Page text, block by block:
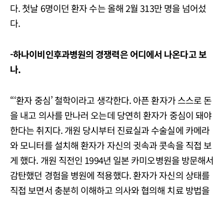
다. 첫날 6명이던 환자 수는 올해 2월 313만 명을 넘어섰
다.
-하나이비인후과병원의 경쟁력은 어디에서 나온다고 보
나.
“‘환자 중심’ 철학이라고 생각한다. 아픈 환자가 스스로 돈
을 내고 의사를 만나러 오는데 당연히 환자가 중심이 돼야
한다는 취지다. 개원 당시부터 진료실과 수술실에 카메라
와 모니터를 설치해 환자가 자신의 귓속과 콧속을 직접 보
게 했다. 개원 직전인 1994년 일본 카미오병원을 방문해서
감탄했던 경험을 병원에 적용했다. 환자가 자신의 상태를
직접 보면서 충분히 이해하고 의사와 협의해 치료 방법을